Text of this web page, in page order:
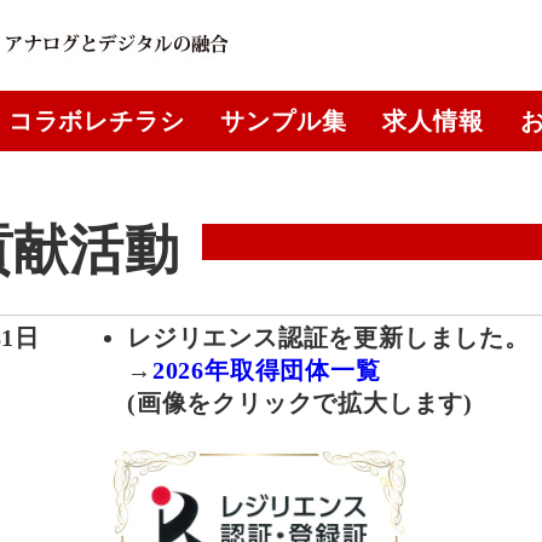
コラボレチラシ サンプル集 求人情報
活動
日
レジリエンス認証を更新しました。
→ 2026年取得団体一覧
(画像をクリックで拡大します)